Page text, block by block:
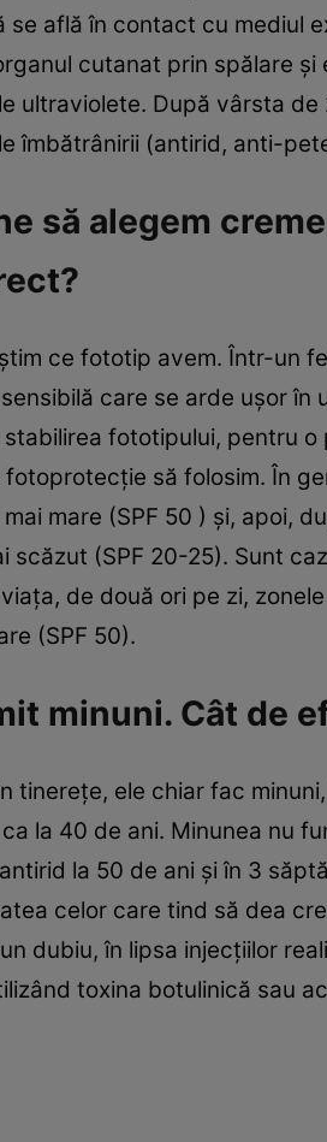
se află în contact cu mediul
cutanat prin spălare
ultraviolete. După vârsta
îmbătrânirii (antirid, anti-
să alegem
ce fototip avem. Într-un
care se arde uşor în
fototipului, pentru
să folosim. În
mare (SPF 50 ) şi, apoi,
scăzut (SPF 20-25). Sunt
de două ori pe zi,
(SPF 50).
minuni. Cât de
tinereţe, ele chiar fac
la 40 de ani. Minunea nu
la 50 de ani şi în 3
celor care tind să dea
dubiu, în lipsa injecţiilor
toxina botulinică sau